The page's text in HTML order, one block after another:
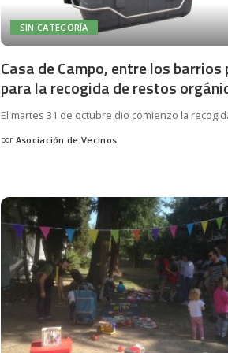
SIN CATEGORÍA
Casa de Campo, entre los barrios
para la recogida de restos
El martes 31 de octubre dio comienzo la
Posted
por Asociación de Vecinos